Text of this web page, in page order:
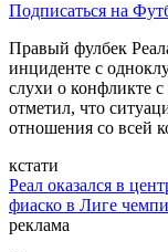
Подписаться на
Правый фулбек
инциденте с
слухи о конфликте
отметил, что
отношения со всей
кстати
Реал оказался в
фиаско в Лиге
реклама